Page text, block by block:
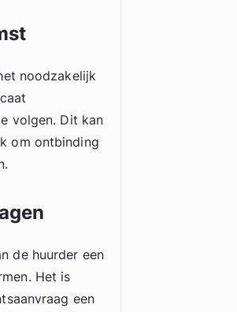
noodzakelijk
volgen. Dit kan
om ontbinding
de huurder een
Het is
een